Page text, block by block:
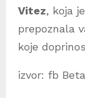
Vitez, koja
prepoznala
koje
izvor: fb